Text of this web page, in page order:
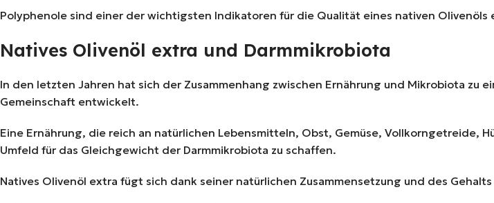
Polyphenole sind einer der wichtigsten Indikatoren für die Qualität eines nativen Olivenöls
Natives Olivenöl extra und Darmmikrobiota
In den letzten Jahren hat sich der Zusammenhang zwischen Ernährung und Mikrobiota
Gemeinschaft entwickelt.
Eine Ernährung, die reich an natürlichen Lebensmitteln, Obst, Gemüse, Vollkorngetreide,
Umfeld für das Gleichgewicht der Darmmikrobiota zu schaffen.
Natives Olivenöl extra fügt sich dank seiner natürlichen Zusammensetzung und des